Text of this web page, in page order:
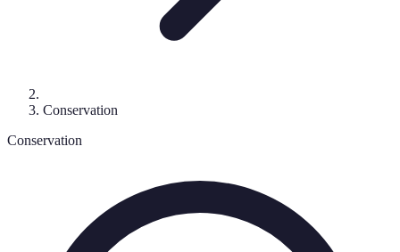
Conservation
Conservation